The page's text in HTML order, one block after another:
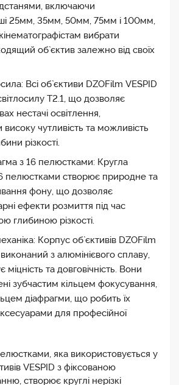
включаючи
25мм, 35мм, 50мм, 75мм і 100мм,
вибрати
об`єктив залежно від своїх
Всі об`єктиви DZOFilm VESPID
T2.1, що дозволяє
нестачі освітлення,
чутливість та можливість
різкості.
з 16 пелюстками: Кругла
пелюстками створює природне та
фону, що дозволяє
ефекти розмиття під час
глибиною різкості.
Корпус об`єктивів DZOFilm
з алюмінієвого сплаву,
та довговічність. Вони
зубчастим кільцем фокусування,
діафрагми, що робить їх
для професійної
яка використовується у
VESPID з фіксованою
створює круглі нерізкі